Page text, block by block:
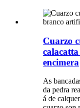
Cuarzo
encimera
As
da pedra
á de